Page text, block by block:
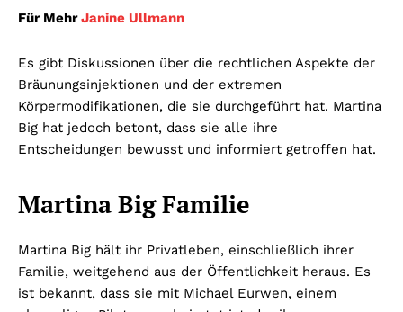
Für MehrJanine Ullmann
Es gibt Diskussionen über die rechtlichen Aspekte der
Bräunungsinjektionen und der extremen
Körpermodifikationen, die sie durchgeführt hat. Martina
Big hat jedoch betont, dass sie alle ihre
Entscheidungen bewusst und informiert getroffen hat.
Martina Big Familie
Martina Big hält ihr Privatleben, einschließlich ihrer
Familie, weitgehend aus der Öffentlichkeit heraus. Es
ist bekannt, dass sie mit Michael Eurwen, einem